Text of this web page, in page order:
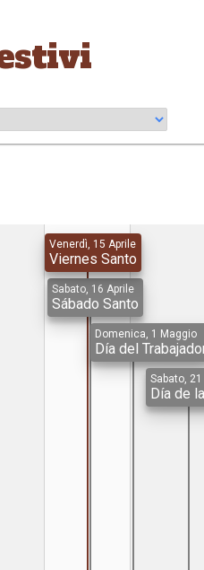
Venerdì, 15 Aprile
Viernes Santo
Sabato, 16 Aprile
Sábado Santo
Domenica, 1 Maggio
Día del
Sabato,
Día de